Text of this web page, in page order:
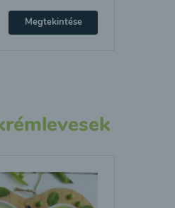
Megtekintése